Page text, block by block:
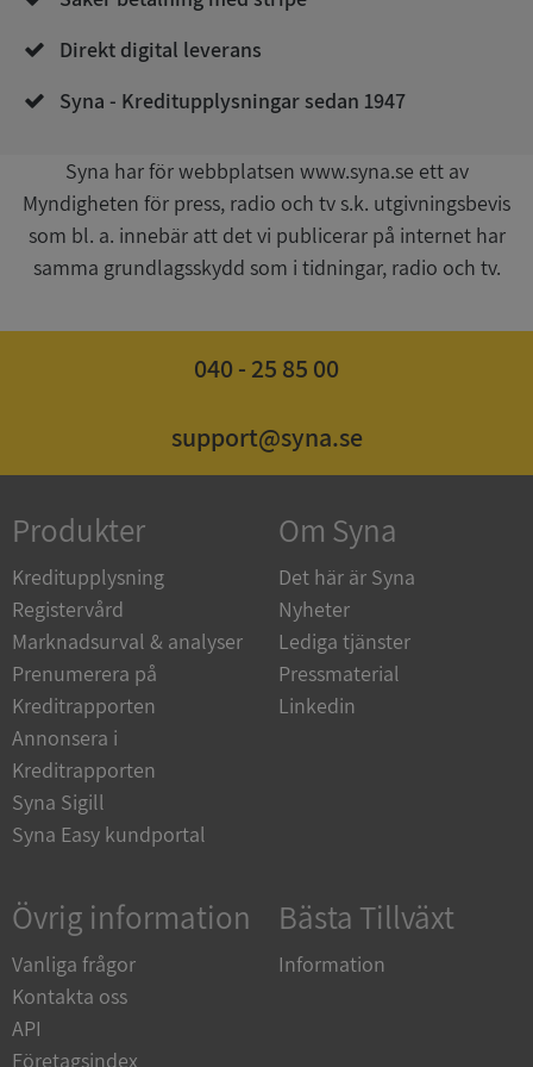
Direkt digital leverans
Syna - Kreditupplysningar sedan 1947
Syna har för webbplatsen www.syna.se ett av
Myndigheten för press, radio och tv s.k. utgivningsbevis
som bl. a. innebär att det vi publicerar på internet har
samma grundlagsskydd som i tidningar, radio och tv.
040 - 25 85 00
support@syna.se
Produkter
Kreditupplysning
Registervård
Marknadsurval & analyser
Prenumerera på
Kreditrapporten
Annonsera i
Kreditrapporten
Syna Sigill
Syna Easy kundportal
Om Syna
Det här är Syna
Nyheter
Lediga tjänster
Pressmaterial
Linkedin
Övrig information
Vanliga frågor
Kontakta oss
API
Företagsindex
Bästa Tillväxt
Information
VISITOR_PRIVACY_METADATA
YouTube
.youtube.com
5 månader
4 veckor
Corporation
de.syna.se
ARRAffinity
Corporation
__RequestVerificationToken
Microsoft
Corporation
Google
Privacy Policy